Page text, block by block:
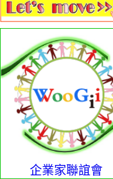
企業家聯誼會